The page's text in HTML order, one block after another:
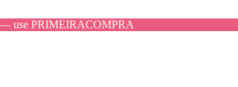
— use PRIMEIRACOMPRA